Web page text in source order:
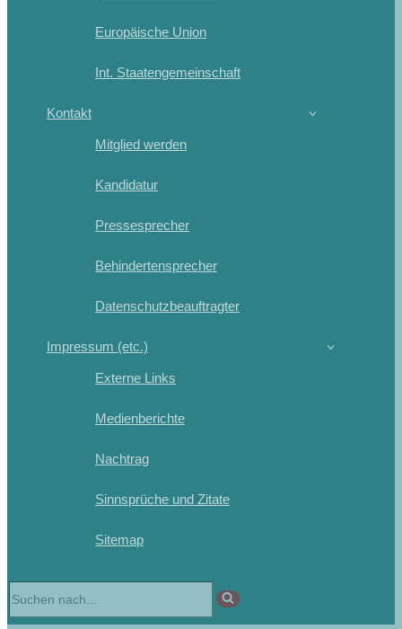
Europäische Union
Int. Staatengemeinschaft
Kontakt
Mitglied werden
Kandidatur
Pressesprecher
Behindertensprecher
Datenschutzbeauftragter
Impressum (etc.)
Externe Links
Medienberichte
Nachtrag
Sinnsprüche und Zitate
Sitemap